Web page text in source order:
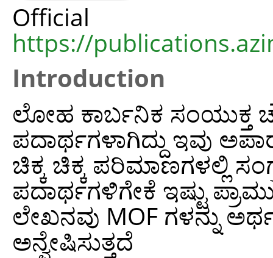
https://
Introduction
ಲೋಹ ಕಾರ್ಬನಿಕ ಸಂಯುಕ್ತ
ಪದಾರ್ಥಗಳಾಗಿದ್ದು ಇವು
ಚಿಕ್ಕ ಚಿಕ್ಕ ಪರಿಮಾಣಗಳಲ್ಲಿ
ಪದಾರ್ಥಗಳಿಗೇಕೆ ಇಷ್ಟು
ಲೇಖನವು MOF ಗಳನ್ನು
ಅನ್ವೇಷಿಸುತ್ತದೆ